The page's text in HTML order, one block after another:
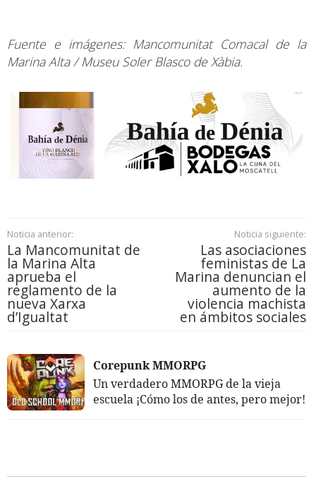
Fuente e imágenes: Mancomunitat Comacal de la
Marina Alta / Museu Soler Blasco de Xàbia.
Noticia anterior:
La Mancomunitat de
la Marina Alta
aprueba el
reglamento de la
nueva Xarxa
d’Igualtat
Noticia siguiente:
Las asociaciones
feministas de La
Marina denuncian el
aumento de la
violencia machista
en ámbitos sociales
Corepunk MMORPG
Un verdadero MMORPG de la vieja
escuela ¡Cómo los de antes, pero mejor!